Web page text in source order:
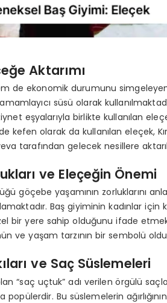
Aktarımı
de ekonomik durumunu
süsü olarak
eşyalarıyla birlikte kullanılan
kefen olarak da kullanılan eleçek,
tarafından gelecek nesillere
ve Eleçeğin Önemi
göçebe yaşamının
Baş giyiminin kadınlar
bir yere sahip olduğunu ifade
ve yaşam tarzının bir sembolü
ve Saç Süslemeleri
“saç uçtuk” adı verilen örgülü
popülerdir. Bu süslemelerin